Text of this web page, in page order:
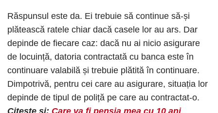
Răspunsul este da. Ei trebuie să continue să-și
plătească ratele chiar dacă casele lor au ars. Dar
depinde de fiecare caz: dacă nu ai nicio asigurare
de locuință, datoria contractată cu banca este în
continuare valabilă și trebuie plătită în continuare.
Dimpotrivă, pentru cei care au asigurare, situația lor
depinde de tipul de poliță pe care au contractat-o.
Citește și: Care va fi pensia mea cu 10 ani